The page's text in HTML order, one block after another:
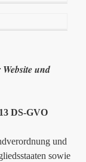
und
DS-GVO
und
sowie